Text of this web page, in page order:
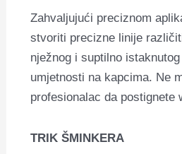
Zahvaljujući preciznom
stvoriti precizne linije
nježnog i suptilno
umjetnosti na kapcima. Ne
profesionalac da postignete
TRIK ŠMINKERA